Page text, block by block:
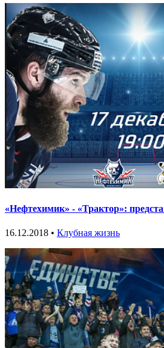
«Нефтехимик» - «Трактор»:
16.12.2018 • Клубная жизнь